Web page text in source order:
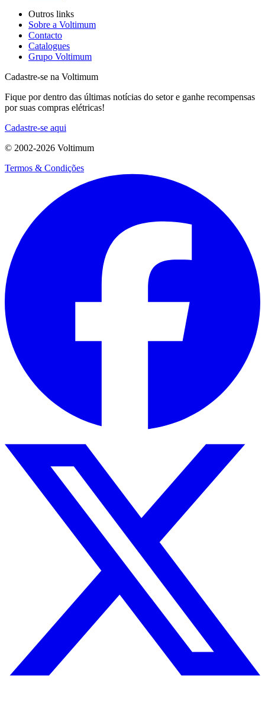
Outros links
Sobre a Voltimum
Contacto
Catalogues
Grupo Voltimum
Cadastre-se na Voltimum
Fique por dentro das últimas notícias do setor e ganhe recompensas
por suas compras elétricas!
Cadastre-se aqui
© 2002-2026 Voltimum
Termos & Condições